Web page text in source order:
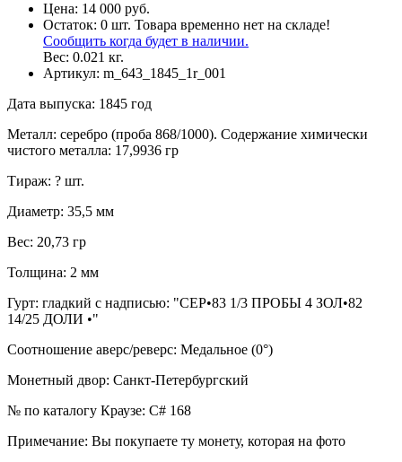
Цена: 14 000 руб.
Остаток: 0 шт. Товара временно нет на складе!
Сообщить когда будет в наличии.
Вес: 0.021 кг.
Артикул: m_643_1845_1r_001
Дата выпуска: 1845 год
Металл: серебро (проба 868/1000). Содержание химически
чистого металла: 17,9936 гр
Тираж: ? шт.
Диаметр: 35,5 мм
Вес: 20,73 гр
Толщина: 2 мм
Гурт: гладкий с надписью: "СЕР•83 1/3 ПРОБЫ 4 ЗОЛ•82
14/25 ДОЛИ •"
Соотношение аверс/реверс: Медальное (0°)
Монетный двор: Санкт-Петербургский
№ по каталогу Краузе: C# 168
Примечание: Вы покупаете ту монету, которая на фото